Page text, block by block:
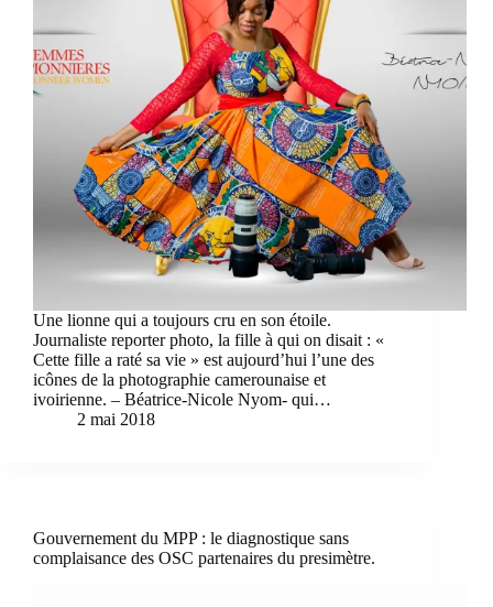
Une lionne qui a toujours cru en son étoile.
Journaliste reporter photo, la fille à qui on disait : «
Cette fille a raté sa vie » est aujourd’hui l’une des
icônes de la photographie camerounaise et
ivoirienne. – Béatrice-Nicole Nyom- qui…
2 mai 2018
Gouvernement du MPP : le diagnostique sans
complaisance des OSC partenaires du presimètre.